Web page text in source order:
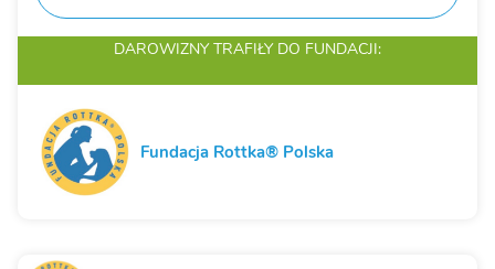
DAROWIZNY TRAFIŁY DO FUNDACJI:
Fundacja Rottka® Polska